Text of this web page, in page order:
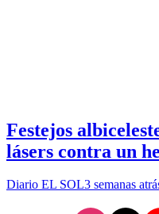
Festejos
lásers contra un
Diario EL SOL3 semanas